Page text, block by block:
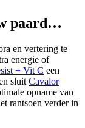
paard…
en vertering te
energie of
+ Vit C een
sluit Cavalor
opname van
rantsoen verder in